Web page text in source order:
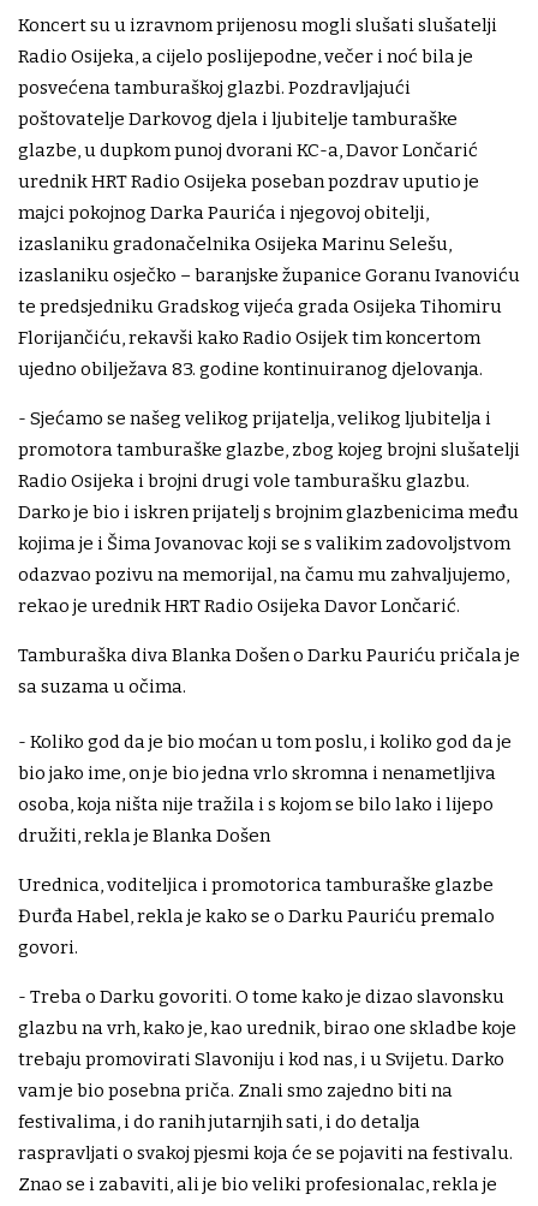
Koncert su u izravnom prijenosu mogli slušati slušatelji
Radio Osijeka, a cijelo poslijepodne, večer i noć bila je
posvećena tamburaškoj glazbi. Pozdravljajući
poštovatelje Darkovog djela i ljubitelje tamburaške
glazbe, u dupkom punoj dvorani KC-a, Davor Lončarić
urednik HRT Radio Osijeka poseban pozdrav uputio je
majci pokojnog Darka Paurića i njegovoj obitelji,
izaslaniku gradonačelnika Osijeka Marinu Selešu,
izaslaniku osječko – baranjske županice Goranu Ivanoviću
te predsjedniku Gradskog vijeća grada Osijeka Tihomiru
Florijančiću, rekavši kako Radio Osijek tim koncertom
ujedno obilježava 83. godine kontinuiranog djelovanja.
- Sjećamo se našeg velikog prijatelja, velikog ljubitelja i
promotora tamburaške glazbe, zbog kojeg brojni slušatelji
Radio Osijeka i brojni drugi vole tamburašku glazbu.
Darko je bio i iskren prijatelj s brojnim glazbenicima među
kojima je i Šima Jovanovac koji se s valikim zadovoljstvom
odazvao pozivu na memorijal, na čamu mu zahvaljujemo,
rekao je urednik HRT Radio Osijeka Davor Lončarić.
Tamburaška diva Blanka Došen o Darku Pauriću pričala je
sa suzama u očima.
- Koliko god da je bio moćan u tom poslu, i koliko god da je
bio jako ime, on je bio jedna vrlo skromna i nenametljiva
osoba, koja ništa nije tražila i s kojom se bilo lako i lijepo
družiti, rekla je Blanka Došen
Urednica, voditeljica i promotorica tamburaške glazbe
Đurđa Habel, rekla je kako se o Darku Pauriću premalo
govori.
- Treba o Darku govoriti. O tome kako je dizao slavonsku
glazbu na vrh, kako je, kao urednik, birao one skladbe koje
trebaju promovirati Slavoniju i kod nas, i u Svijetu. Darko
vam je bio posebna priča. Znali smo zajedno biti na
festivalima, i do ranih jutarnjih sati, i do detalja
raspravljati o svakoj pjesmi koja će se pojaviti na festivalu.
Znao se i zabaviti, ali je bio veliki profesionalac, rekla je